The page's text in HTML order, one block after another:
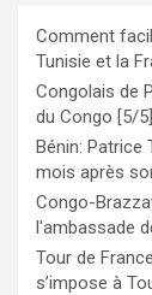
Comment
Tunisie et la
Congolais de
du Congo [5/5]
Bénin: Patrice
mois après
Congo-
l'ambassade
Tour de
s’impose à